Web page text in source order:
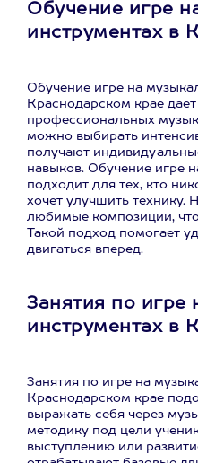
Обучение игре
инструментах в
Обучение игре на
Краснодарском крае
профессиональных
можно выбирать
получают
навыков. Обучение игре
подходит для тех, кто
хочет улучшить технику.
любимые композиции,
Такой подход помогает
двигаться вперед.
Занятия по игре
инструментах в
Занятия по игре на
Краснодарском крае
выражать себя через
методику под цели
выступлению или